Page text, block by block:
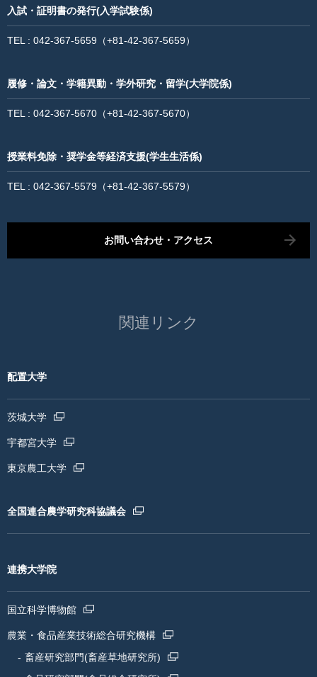
入試・証明書の発行(入学試験係)
TEL : 042-367-5659（+81-42-367-5659）
履修・論文・学籍異動・学外研究・留学(大学院係)
TEL : 042-367-5670（+81-42-367-5670）
授業料免除・奨学金等経済支援(学生生活係)
TEL : 042-367-5579（+81-42-367-5579）
お問い合わせ・アクセス
関連リンク
配置大学
茨城大学
宇都宮大学
東京農工大学
全国連合農学研究科協議会
連携大学院
国立科学博物館
農業・食品産業技術総合研究機構
畜産研究部門(畜産草地研究所)